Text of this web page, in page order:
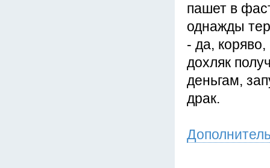
пашет в
однажды
- да,
дохляк
деньгам,
драк.